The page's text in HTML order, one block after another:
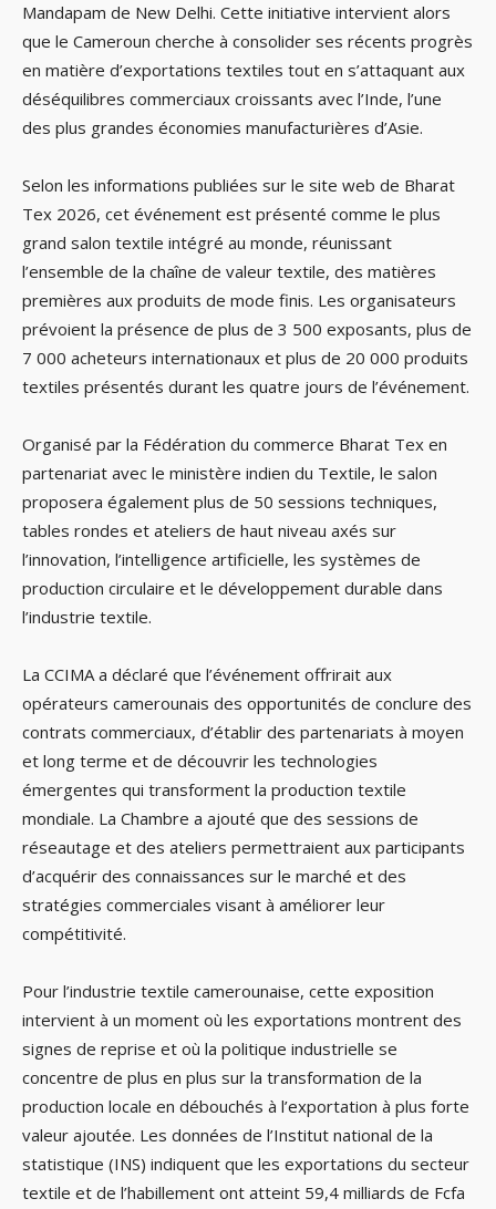
Mandapam de New Delhi. Cette initiative intervient alors
que le Cameroun cherche à consolider ses récents progrès
en matière d’exportations textiles tout en s’attaquant aux
déséquilibres commerciaux croissants avec l’Inde, l’une
des plus grandes économies manufacturières d’Asie.
Selon les informations publiées sur le site web de Bharat
Tex 2026, cet événement est présenté comme le plus
grand salon textile intégré au monde, réunissant
l’ensemble de la chaîne de valeur textile, des matières
premières aux produits de mode finis. Les organisateurs
prévoient la présence de plus de 3 500 exposants, plus de
7 000 acheteurs internationaux et plus de 20 000 produits
textiles présentés durant les quatre jours de l’événement.
Organisé par la Fédération du commerce Bharat Tex en
partenariat avec le ministère indien du Textile, le salon
proposera également plus de 50 sessions techniques,
tables rondes et ateliers de haut niveau axés sur
l’innovation, l’intelligence artificielle, les systèmes de
production circulaire et le développement durable dans
l’industrie textile.
La CCIMA a déclaré que l’événement offrirait aux
opérateurs camerounais des opportunités de conclure des
contrats commerciaux, d’établir des partenariats à moyen
et long terme et de découvrir les technologies
émergentes qui transforment la production textile
mondiale. La Chambre a ajouté que des sessions de
réseautage et des ateliers permettraient aux participants
d’acquérir des connaissances sur le marché et des
stratégies commerciales visant à améliorer leur
compétitivité.
Pour l’industrie textile camerounaise, cette exposition
intervient à un moment où les exportations montrent des
signes de reprise et où la politique industrielle se
concentre de plus en plus sur la transformation de la
production locale en débouchés à l’exportation à plus forte
valeur ajoutée. Les données de l’Institut national de la
statistique (INS) indiquent que les exportations du secteur
textile et de l’habillement ont atteint 59,4 milliards de Fcfa